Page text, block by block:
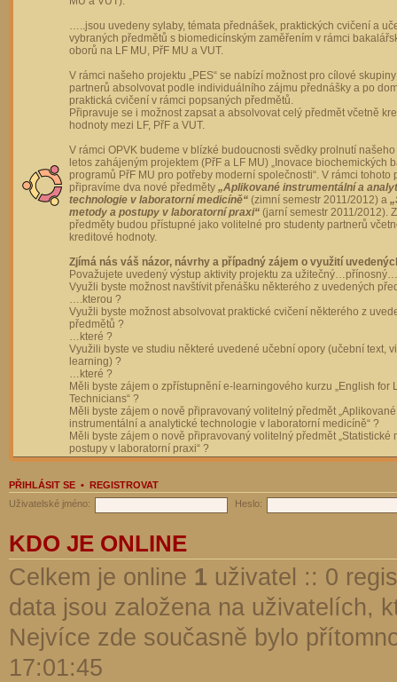
…..jsou uvedeny sylaby, témata přednášek, praktických cvičení a
vybraných předmětů s biomedicínským zaměřením v rámci
oborů na LF MU, PřF MU a VUT.
V rámci našeho projektu „PES“ se nabízí možnost pro cílové
partnerů absolvovat podle individuálního zájmu přednášky a po
praktická cvičení v rámci popsaných předmětů.
Připravuje se i možnost zapsat a absolvovat celý předmět včetně
hodnoty mezi LF, PřF a VUT.
V rámci OPVK budeme v blízké budoucnosti svědky prolnutí
letos zahájeným projektem (PřF a LF MU) „Inovace biochemických
programů PřF MU pro potřeby moderní společnosti“. V rámci tohoto
připravíme dva nové předměty „Aplikované instrumentální a
technologie v laboratorní medicíně“ (zimní semestr 2011/2012) a
metody a postupy v laboratorní praxi“ (jarní semestr 2011/2012).
předměty budou přístupné jako volitelné pro studenty partnerů
kreditové hodnoty.
Zjímá nás váš názor, návrhy a případný zájem o využití
Považujete uvedený výstup aktivity projektu za
Využli byste možnost navštívit přenášku některého z uvedených
….kterou ?
Využli byste možnost absolvovat praktické cvičení některého z
předmětů ?
…které ?
Využili byste ve studiu některé uvedené učební opory (učební text,
learning) ?
…které ?
Měli byste zájem o zpřístupnění e-learningového kurzu „English for
Technicians“ ?
Měli byste zájem o nově připravovaný volitelný předmět „Aplikované
instrumentální a analytické technologie v laboratorní medicíně“ ?
Měli byste zájem o nově připravovaný volitelný předmět „Statistické
postupy v laboratorní praxi“ ?
PŘIHLÁSIT SE • REGISTROVAT
Uživatelské jméno:
Heslo:
KDO JE ONLINE
Celkem je online 1 uživatel :: 0
data jsou založena na uživatelích,
Nejvíce zde současně bylo
17:01:45